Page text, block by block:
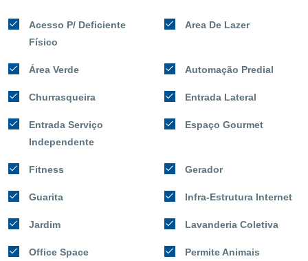
Acesso P/ Deficiente
Físico
Area De Lazer
Área Verde Automação Predial
Churrasqueira Entrada Lateral
Entrada Serviço
Independente
Espaço Gourmet
Fitness Gerador
Guarita Infra-Estrutura Internet
Jardim Lavanderia Coletiva
Office Space Permite Animais